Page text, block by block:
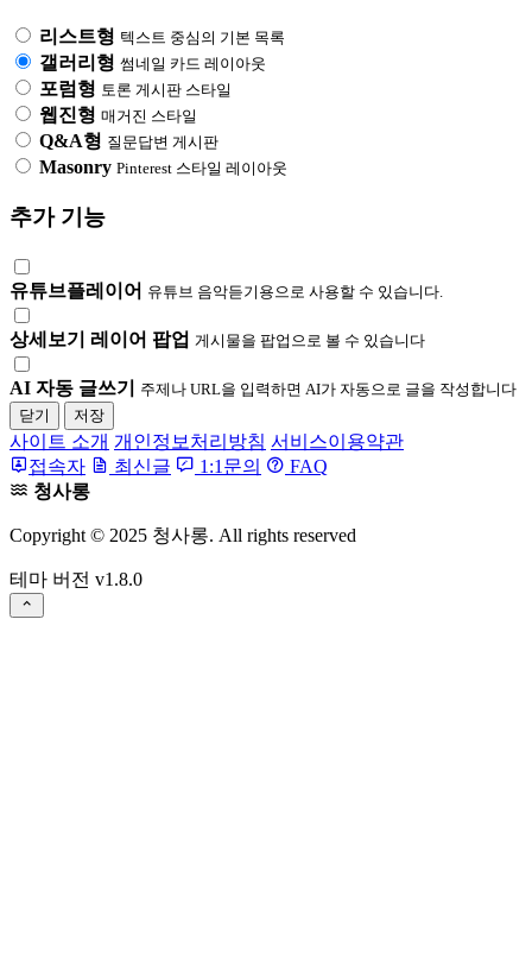
리스트형 텍스트 중심의 기본 목록
갤러리형 썸네일 카드 레이아웃
포럼형 토론 게시판 스타일
웹진형 매거진 스타일
Q&A형 질문답변 게시판
Masonry Pinterest 스타일 레이아웃
추가 기능
유튜브플레이어 유튜브 음악듣기용으로 사용할 수 있습니다.
상세보기 레이어 팝업 게시물을 팝업으로 볼 수 있습니다
AI 자동 글쓰기
주제나 URL을 입력하면 AI가 자동으로 글을 작성합니다
닫기
저장
사이트 소개 개인정보처리방침 서비스이용약관
접속자
최신글 1:1문의
FAQ
청사롱
Copyright © 2025 청사롱. All rights reserved
테마 버전 v1.8.0